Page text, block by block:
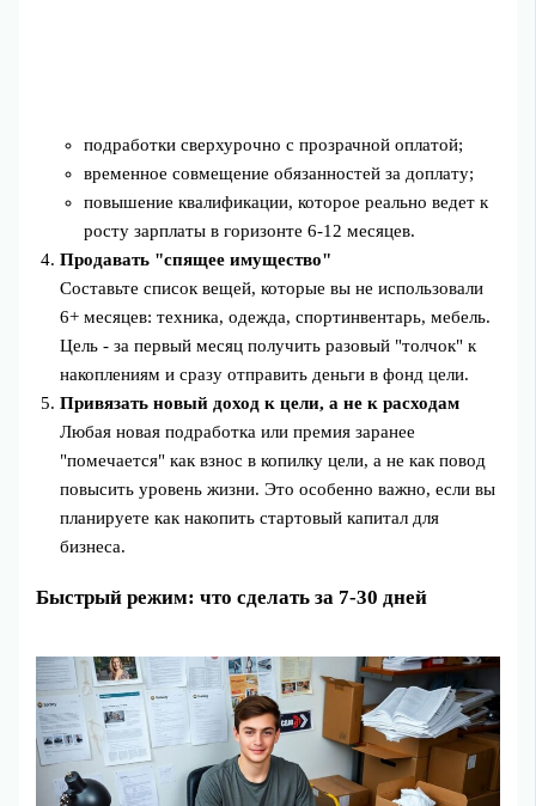
подработки сверхурочно с прозрачной оплатой;
временное совмещение обязанностей за доплату;
повышение квалификации, которое реально ведет к
росту зарплаты в горизонте 6-12 месяцев.
Продавать "спящее имущество"
Составьте список вещей, которые вы не использовали
6+ месяцев: техника, одежда, спортинвентарь, мебель.
Цель - за первый месяц получить разовый "толчок" к
накоплениям и сразу отправить деньги в фонд цели.
Привязать новый доход к цели, а не к расходам
Любая новая подработка или премия заранее
"помечается" как взнос в копилку цели, а не как повод
повысить уровень жизни. Это особенно важно, если вы
планируете как накопить стартовый капитал для
бизнеса.
Быстрый режим: что сделать за 7-30 дней